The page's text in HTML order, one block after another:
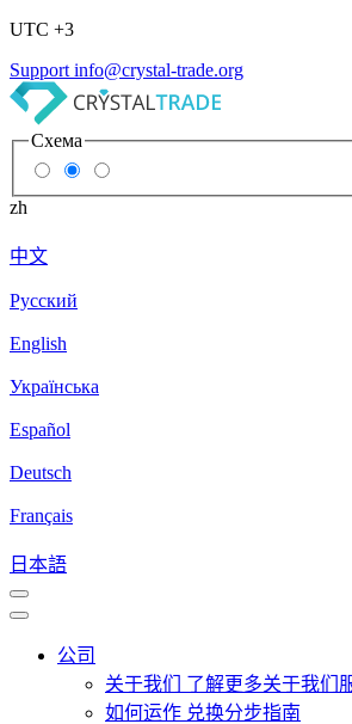
UTC +3
Support info@crystal-trade.org
Схема
zh
中文
Русский
English
Українська
Español
Deutsch
Français
日本語
公司
关于我们
了解更多关于我们
如何运作 兑换分步指南